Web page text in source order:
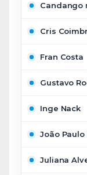
Candango
Cris
Fran Costa
Gustavo
Inge Nack
João
Juliana